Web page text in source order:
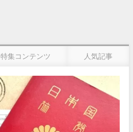
特集コンテンツ 人気記事